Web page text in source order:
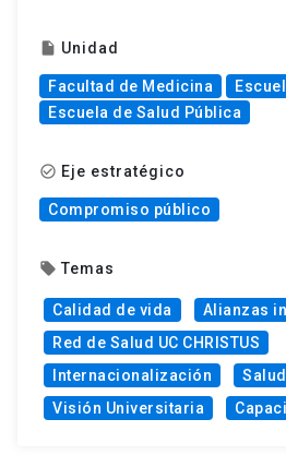
insert_drive_file Unidad
Facultad de Medicina
Escuela de Salud Pública
check_circle_outline Eje estratégico
Compromiso público
local_offer Temas
Calidad de vida
Alianzas
Red de Salud UC CHRISTUS
Internacionalización
Salud
Visión Universitaria